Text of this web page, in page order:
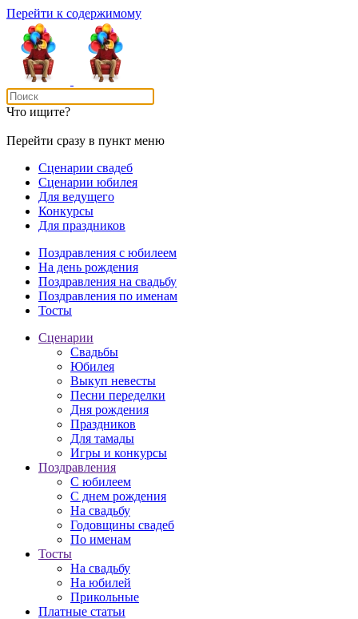
Перейти к содержимому
Что ищите?
Перейти сразу в пункт меню
Сценарии свадеб
Сценарии юбилея
Для ведущего
Конкурсы
Для праздников
Поздравления с юбилеем
На день рождения
Поздравления на свадьбу
Поздравления по именам
Тосты
Сценарии
Свадьбы
Юбилея
Выкуп невесты
Песни переделки
Дня рождения
Праздников
Для тамады
Игры и конкурсы
Поздравления
С юбилеем
С днем рождения
На свадьбу
Годовщины свадеб
По именам
Тосты
На свадьбу
На юбилей
Прикольные
Платные статьи